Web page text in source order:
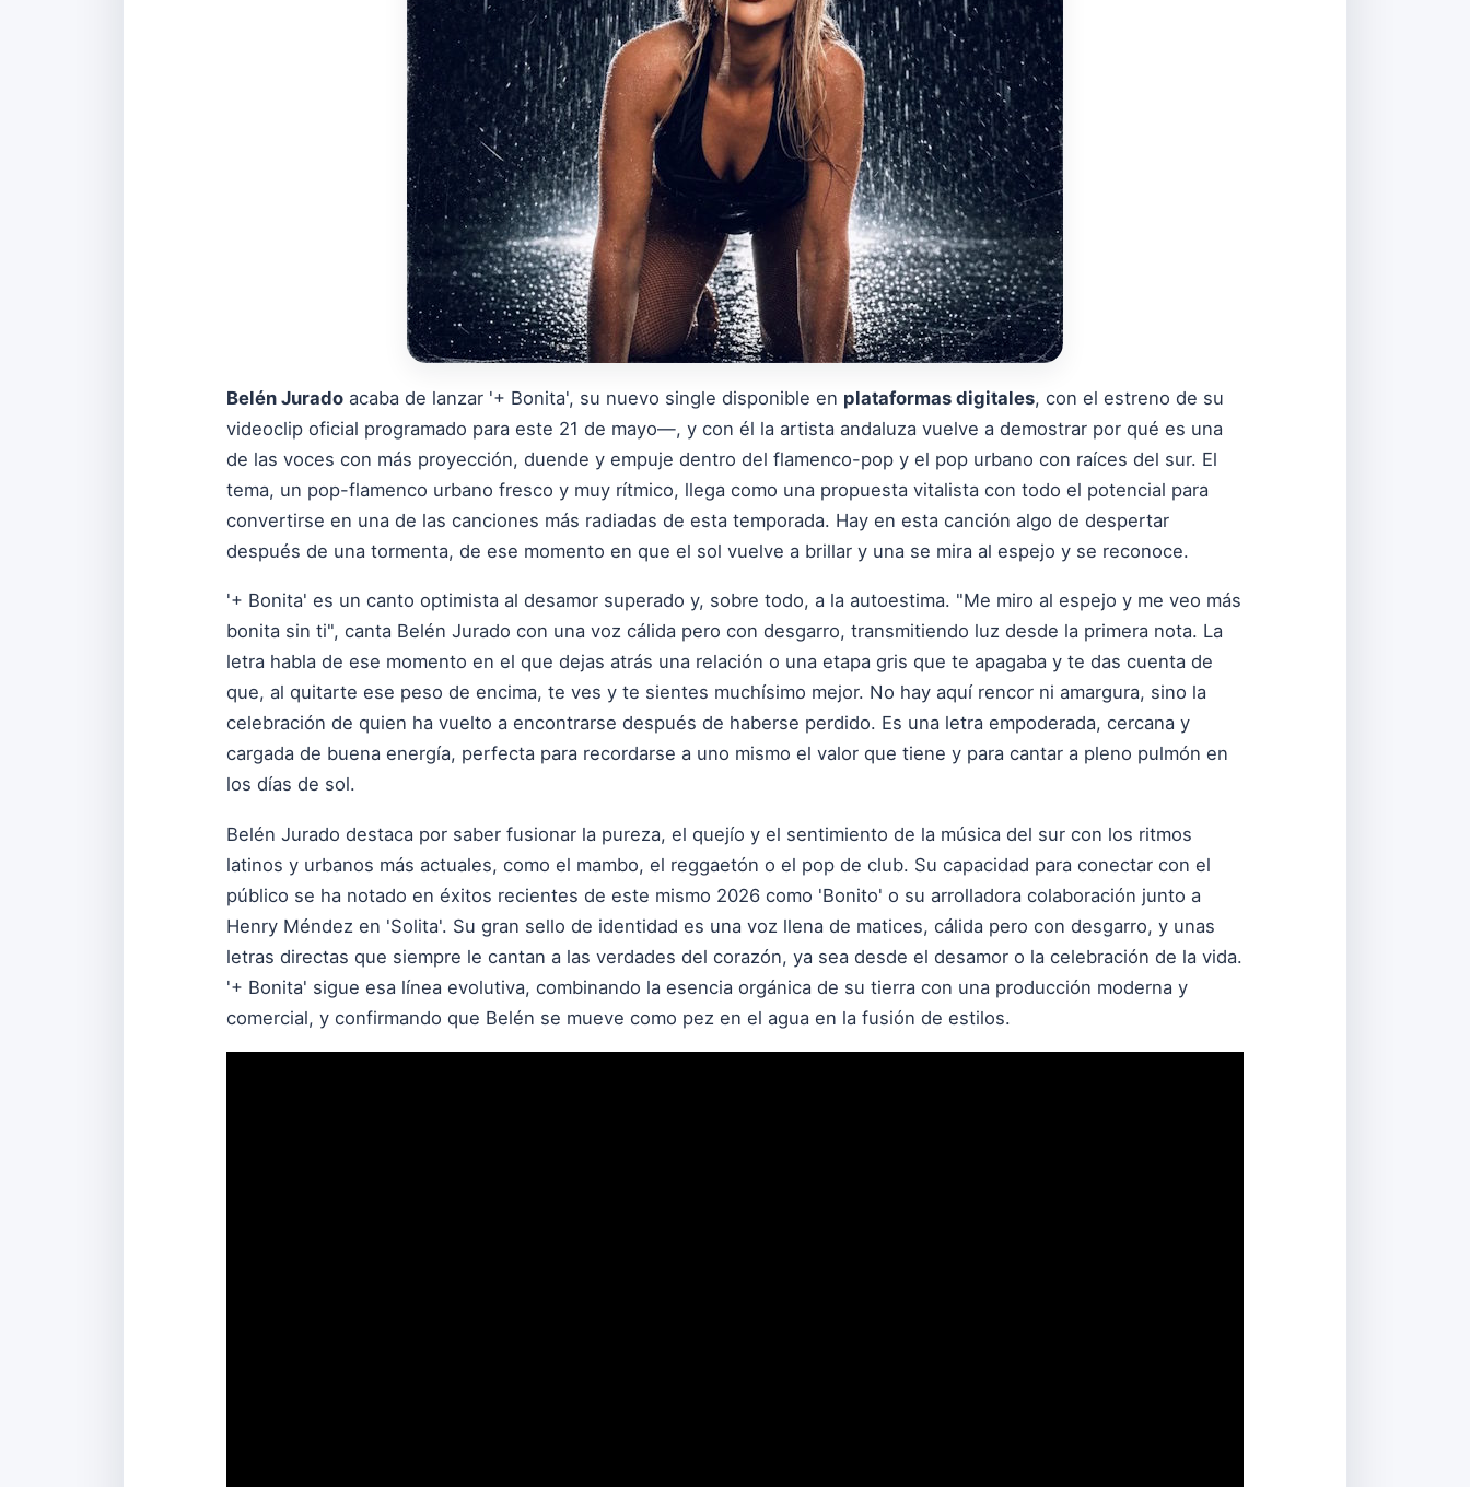
Belén Jurado acaba de lanzar '+ Bonita', su nuevo single disponible en plataformas digitales, con el estreno de su
videoclip oficial programado para este 21 de mayo—, y con él la artista andaluza vuelve a demostrar por qué es una
de las voces con más proyección, duende y empuje dentro del flamenco-pop y el pop urbano con raíces del sur. El
tema, un pop-flamenco urbano fresco y muy rítmico, llega como una propuesta vitalista con todo el potencial para
convertirse en una de las canciones más radiadas de esta temporada. Hay en esta canción algo de despertar
después de una tormenta, de ese momento en que el sol vuelve a brillar y una se mira al espejo y se reconoce.
'+ Bonita' es un canto optimista al desamor superado y, sobre todo, a la autoestima. "Me miro al espejo y me veo más
bonita sin ti", canta Belén Jurado con una voz cálida pero con desgarro, transmitiendo luz desde la primera nota. La
letra habla de ese momento en el que dejas atrás una relación o una etapa gris que te apagaba y te das cuenta de
que, al quitarte ese peso de encima, te ves y te sientes muchísimo mejor. No hay aquí rencor ni amargura, sino la
celebración de quien ha vuelto a encontrarse después de haberse perdido. Es una letra empoderada, cercana y
cargada de buena energía, perfecta para recordarse a uno mismo el valor que tiene y para cantar a pleno pulmón en
los días de sol.
Belén Jurado destaca por saber fusionar la pureza, el quejío y el sentimiento de la música del sur con los ritmos
latinos y urbanos más actuales, como el mambo, el reggaetón o el pop de club. Su capacidad para conectar con el
público se ha notado en éxitos recientes de este mismo 2026 como 'Bonito' o su arrolladora colaboración junto a
Henry Méndez en 'Solita'. Su gran sello de identidad es una voz llena de matices, cálida pero con desgarro, y unas
letras directas que siempre le cantan a las verdades del corazón, ya sea desde el desamor o la celebración de la vida.
'+ Bonita' sigue esa línea evolutiva, combinando la esencia orgánica de su tierra con una producción moderna y
comercial, y confirmando que Belén se mueve como pez en el agua en la fusión de estilos.